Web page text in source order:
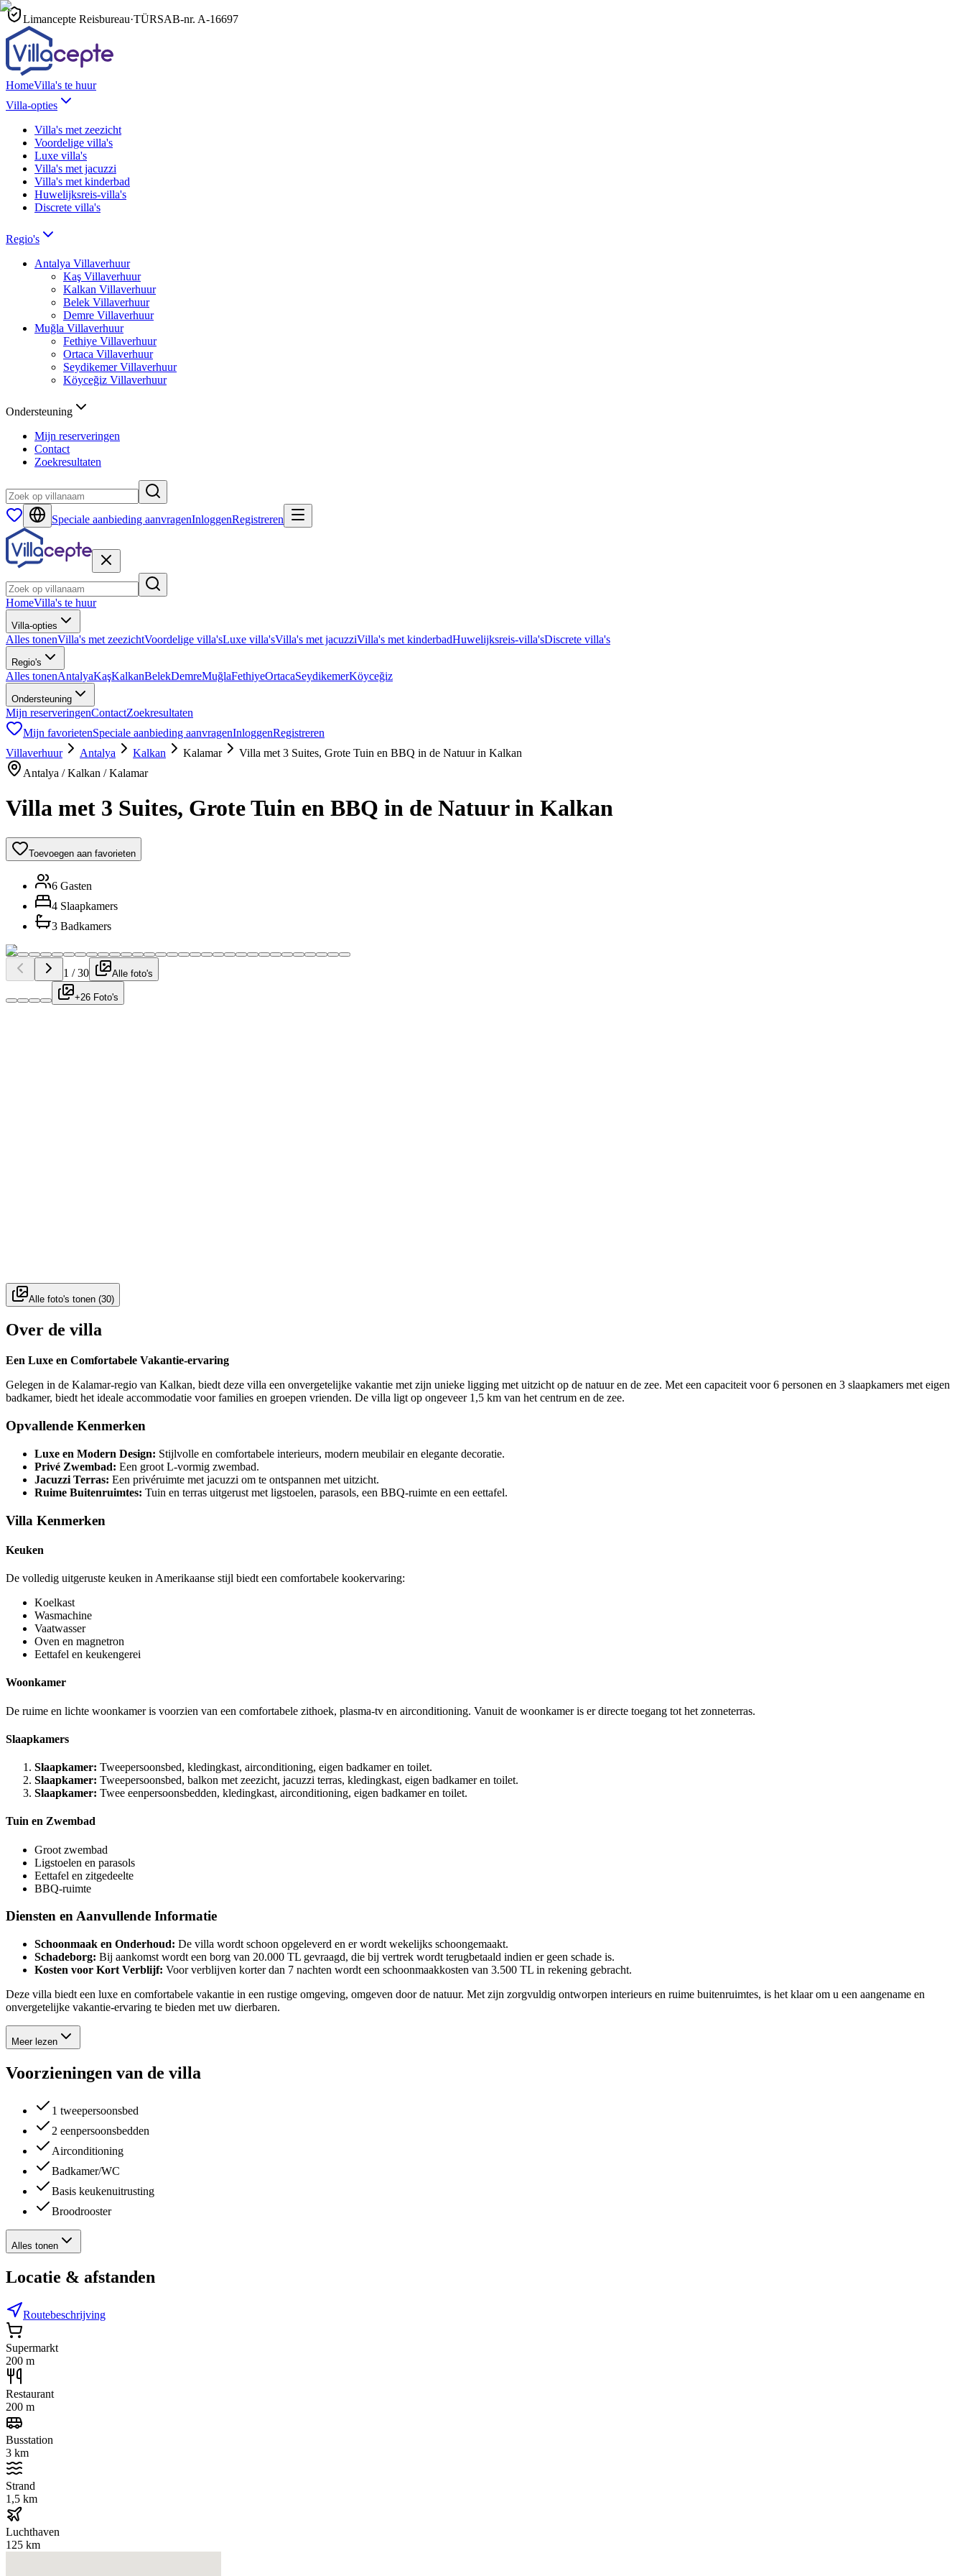
Limancepte Reisbureau·TÜRSAB-nr. A-16697
HomeVilla's te huur
Villa-opties
Villa's met zeezicht
Voordelige villa's
Luxe villa's
Villa's met jacuzzi
Villa's met kinderbad
Huwelijksreis-villa's
Discrete villa's
Regio's
Antalya Villaverhuur
Kaş Villaverhuur
Kalkan Villaverhuur
Belek Villaverhuur
Demre Villaverhuur
Muğla Villaverhuur
Fethiye Villaverhuur
Ortaca Villaverhuur
Seydikemer Villaverhuur
Köyceğiz Villaverhuur
Ondersteuning
Mijn reserveringen
Contact
Zoekresultaten
Speciale aanbieding aanvragenInloggenRegistreren
HomeVilla's te huur
Villa-opties
Alles tonenVilla's met zeezichtVoordelige villa'sLuxe villa'sVilla's met jacuzziVilla's met kinderbadHuwelijksreis-villa'sDiscrete villa's
Regio's
Alles tonenAntalyaKaşKalkanBelekDemreMuğlaFethiyeOrtacaSeydikemerKöyceğiz
Ondersteuning
Mijn reserveringenContactZoekresultaten
Mijn favorietenSpeciale aanbieding aanvragenInloggenRegistreren
Villaverhuur
Antalya Kalkan Kalamar
Villa met 3 Suites, Grote Tuin en BBQ in de Natuur in Kalkan
Antalya / Kalkan / Kalamar
Villa met 3 Suites, Grote Tuin en BBQ in de Natuur in Kalkan
Toevoegen aan favorieten
6 Gasten
4 Slaapkamers
3 Badkamers
1 /30 Alle foto's
+26 Foto's
Alle foto's tonen (30)
Over de villa
Een Luxe en Comfortabele Vakantie-ervaring
Gelegen in de Kalamar-regio van Kalkan, biedt deze villa een onvergetelijke vakantie met zijn unieke ligging met uitzicht op de natuur en de zee. Met een capaciteit voor 6 personen en 3 slaapkamers met eigen
badkamer, biedt het ideale accommodatie voor families en groepen vrienden. De villa ligt op ongeveer 1,5 km van het centrum en de zee.
Opvallende Kenmerken
Luxe en Modern Design: Stijlvolle en comfortabele interieurs, modern meubilair en elegante decoratie.
Privé Zwembad: Een groot L-vormig zwembad.
Jacuzzi Terras: Een privéruimte met jacuzzi om te ontspannen met uitzicht.
Ruime Buitenruimtes: Tuin en terras uitgerust met ligstoelen, parasols, een BBQ-ruimte en een eettafel.
Villa Kenmerken
Keuken
De volledig uitgeruste keuken in Amerikaanse stijl biedt een comfortabele kookervaring:
Koelkast
Wasmachine
Vaatwasser
Oven en magnetron
Eettafel en keukengerei
Woonkamer
De ruime en lichte woonkamer is voorzien van een comfortabele zithoek, plasma-tv en airconditioning. Vanuit de woonkamer is er directe toegang tot het zonneterras.
Slaapkamers
Slaapkamer: Tweepersoonsbed, kledingkast, airconditioning, eigen badkamer en toilet.
Slaapkamer: Tweepersoonsbed, balkon met zeezicht, jacuzzi terras, kledingkast, eigen badkamer en toilet.
Slaapkamer: Twee eenpersoonsbedden, kledingkast, airconditioning, eigen badkamer en toilet.
Tuin en Zwembad
Groot zwembad
Ligstoelen en parasols
Eettafel en zitgedeelte
BBQ-ruimte
Diensten en Aanvullende Informatie
Schoonmaak en Onderhoud: De villa wordt schoon opgeleverd en er wordt wekelijks schoongemaakt.
Schadeborg: Bij aankomst wordt een borg van 20.000 TL gevraagd, die bij vertrek wordt terugbetaald indien er geen schade is.
Kosten voor Kort Verblijf: Voor verblijven korter dan 7 nachten wordt een schoonmaakkosten van 3.500 TL in rekening gebracht.
Deze villa biedt een luxe en comfortabele vakantie in een rustige omgeving, omgeven door de natuur. Met zijn zorgvuldig ontworpen interieurs en ruime buitenruimtes, is het klaar om u een aangename en
onvergetelijke vakantie-ervaring te bieden met uw dierbaren.
Meer lezen
Voorzieningen van de villa
1 tweepersoonsbed
2 eenpersoonsbedden
Airconditioning
Badkamer/WC
Basis keukenuitrusting
Broodrooster
Alles tonen
Locatie & afstanden
Routebeschrijving
Supermarkt
200 m
Restaurant
200 m
Busstation
3 km
Strand
1,5 km
Luchthaven
125 km